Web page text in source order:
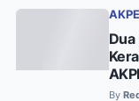
By